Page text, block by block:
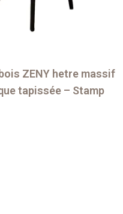
ZENY hetre massif
tapissée – Stamp